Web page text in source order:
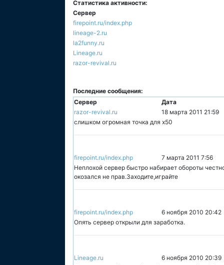
Статистика активности:
Сервер
firepoint.ru/index.php
lineage-2.ru
la2funny.ru
Lineage.ru
razor-revival.ru
Последние сообщения:
Сервер
Дата
razor-revival.ru
18 марта 2011 21:59
слишком огромная точка для х50
firepoint.ru/index.php
7 марта 2011 7:56
Неплохой сервер быстро набирает обороты
окозался не прав.Заходите,играйте
firepoint.ru/index.php
6 ноября 2010 20:42
Опять сервер открыли для заработка.
Lineage.ru
6 ноября 2010 20:39